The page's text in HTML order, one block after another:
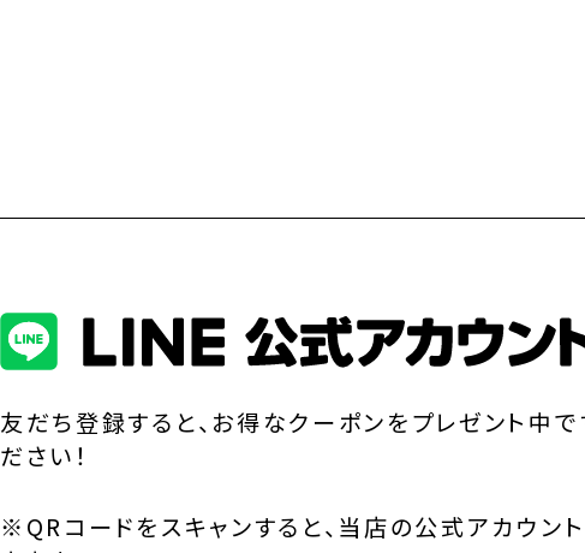
友だち登録すると、お得なクーポンをプレゼント中で
ださい！
※QRコードをスキャンすると、当店の公式アカウン